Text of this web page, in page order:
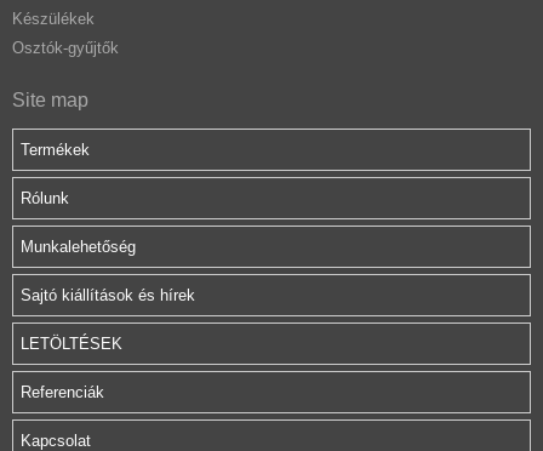
Készülékek
Osztók-gyűjtők
Site map
Termékek
Rólunk
Munkalehetőség
Sajtó kiállítások és hírek
LETÖLTÉSEK
Referenciák
Kapcsolat